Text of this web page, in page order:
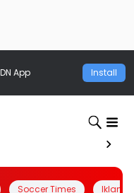
App Install
Soccer Times Iklanin